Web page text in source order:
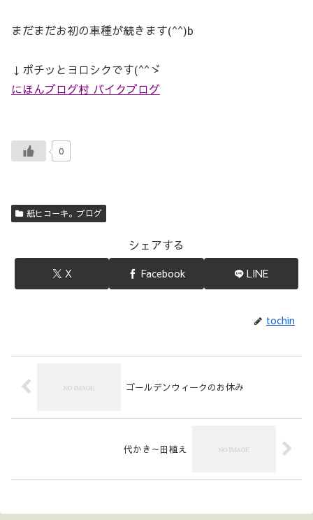
まだまだお初の車種が続きます(^^)b
↓ポチッとヨロシクです(^^ゞ
にほんブログ村 バイクブログ
0
紙ヒコーキ。ブログ
シェアする
X Facebook LINE
tochin
ゴールデンウィークのお休み
代かき～田植え